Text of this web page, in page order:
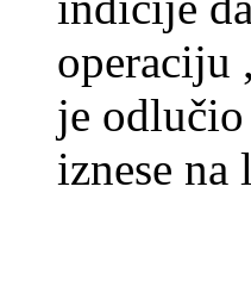
operaciju
je
iznese